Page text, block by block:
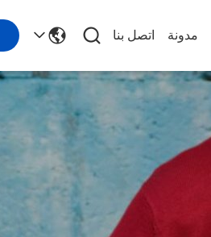
مدونة اتصل بنا